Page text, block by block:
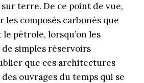
terre. De ce point de vue,
les composés carbonés que
pétrole, lorsqu’on les
simples réservoirs
que ces architectures
ouvrages du temps qui se